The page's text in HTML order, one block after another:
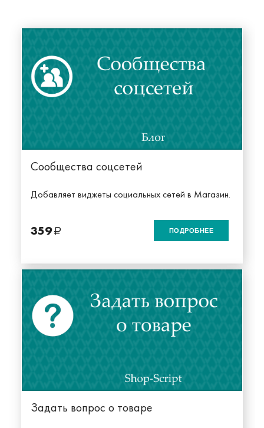
Сообщества соцсетей
Добавляет виджеты социальных сетей в Магазин.
359 ПОДРОБНЕЕ
Задать вопрос о товаре